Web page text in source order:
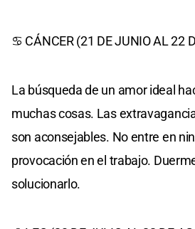
♋ CÁNCER (21 DE JUNIO AL 22
La búsqueda de un amor ideal
muchas cosas. Las
son aconsejables. No entre en
provocación en el trabajo.
solucionarlo.